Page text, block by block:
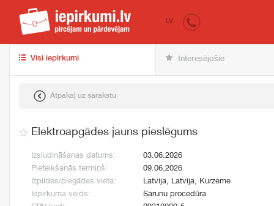
iepirkumi.lv
LV
Visi iepirkumi Interesējošie
Atpakaļ uz sarakstu
Elektroapgādes jauns pieslēgums
Izsludināšanas datums:
03.06.2026
Pieteikšanās termiņš:
09.06.2026
Izpildes/piegādes vieta:
Latvija, Latvija, Kurzeme
Iepirkuma veids:
Sarunu procedūra